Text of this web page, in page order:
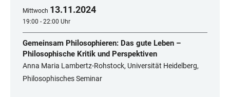
Mittwoch 13.11.2024
19:00 - 22:00 Uhr
Gemeinsam Philosophieren: Das gute Leben –
Philosophische Kritik und Perspektiven
Anna Maria Lambertz-Rohstock, Universität Heidelberg,
Philosophisches Seminar